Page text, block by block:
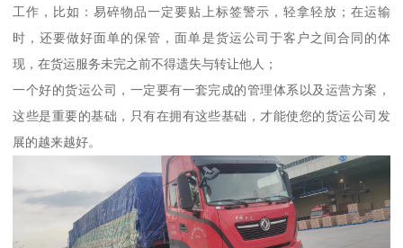
工作，比如：易碎物品一定要贴上标签警示，轻拿轻放；在运输
时，还要做好面单的保管，面单是货运公司于客户之间合同的体
现，在货运服务未完之前不得遗失与转让他人；
一个好的货运公司，一定要有一套完成的管理体系以及运营方案，
这些是重要的基础，只有在拥有这些基础，才能使您的货运公司发
展的越来越好。